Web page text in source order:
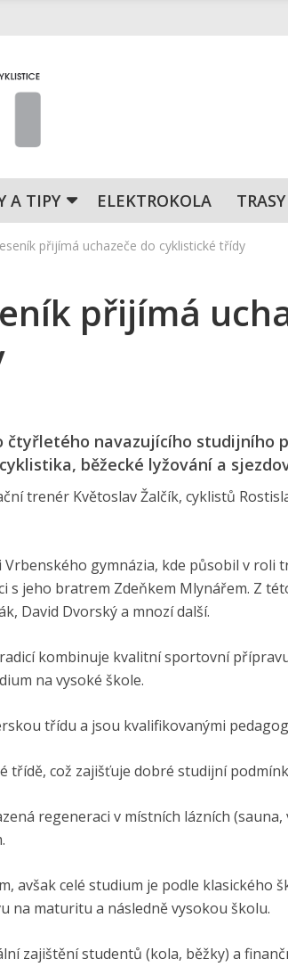
A TIPY ELEKTROKOLA TRASY
přijímá uchazeče do cyklistické třídy
přijímá
čtyřletého navazujícího studijního
běžecké lyžování a
trenér Květoslav Žalčík, cyklistů
Vrbenského gymnázia, kde působil v roli
s jeho bratrem Zdeňkem Mlynářem. Z
David Dvorský a mnozí další.
kombinuje kvalitní sportovní
na vysoké škole.
třídu a jsou kvalifikovanými
třídě, což zajišťuje dobré studijní
regeneraci v místních lázních
avšak celé studium je podle klasického
na maturitu a následně vysokou školu.
zajištění studentů (kola, běžky) a